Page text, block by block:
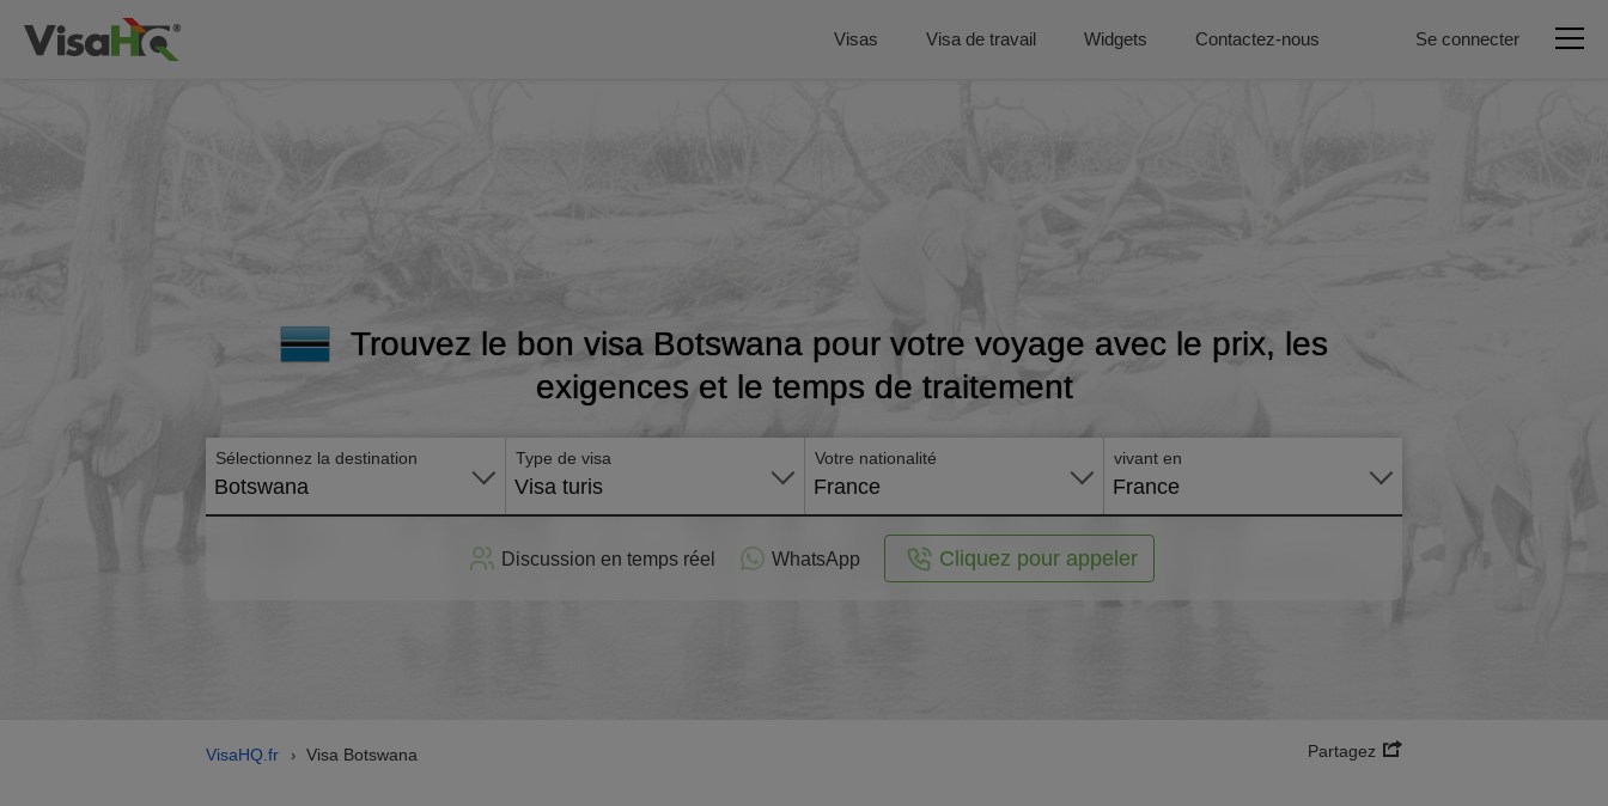
Visas Visa de travail Widgets Contactez-nous Se connecter
Trouvez le bon visa Botswana pour votre voyage avec le prix, les
exigences et le temps de traitement
Sélectionnez la destination
Botswana
Type de visa
Visa turis
Votre nationalité
France
vivant en
France
Discussion en temps réel WhatsApp Cliquez pour appeler
VisaHQ.fr › Visa Botswana Partagez